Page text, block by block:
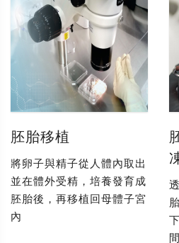
胚胎移植
將卵子與精子從人體內取出
並在體外受精，培養發育成
胚胎後，再移植回母體子宮
內